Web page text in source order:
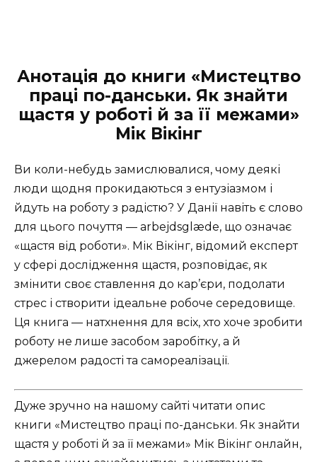
Анотація до книги «Мистецтво
праці по-данськи. Як знайти
щастя у роботі й за її межами»
Мік Вікінг
Ви коли-небудь замислювалися, чому деякі
люди щодня прокидаються з ентузіазмом і
йдуть на роботу з радістю? У Данії навіть є слово
для цього почуття — arbejdsglæde, що означає
«щастя від роботи». Мік Вікінг, відомий експерт
у сфері дослідження щастя, розповідає, як
змінити своє ставлення до кар’єри, подолати
стрес і створити ідеальне робоче середовище.
Ця книга — натхнення для всіх, хто хоче зробити
роботу не лише засобом заробітку, а й
джерелом радості та самореалізації.
Дуже зручно на нашому сайті читати опис
книги «Мистецтво праці по-данськи. Як знайти
щастя у роботі й за її межами» Мік Вікінг онлайн,